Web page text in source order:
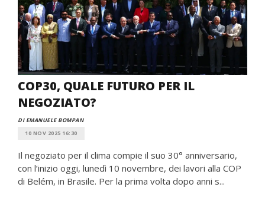
COP30, QUALE FUTURO PER IL
NEGOZIATO?
DI EMANUELE BOMPAN
10 NOV 2025 16:30
Il negoziato per il clima compie il suo 30° anniversario,
con l’inizio oggi, lunedì 10 novembre, dei lavori alla COP
di Belém, in Brasile. Per la prima volta dopo anni s...